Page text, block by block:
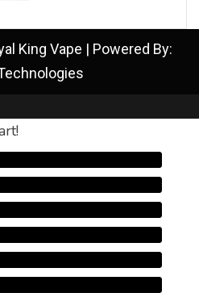
King Vape | Powered By: